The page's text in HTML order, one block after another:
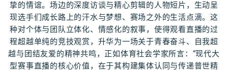
挚的情谊。场边的深度访谈与精心剪辑的人物短片，生动呈
现选手们成长路上的汗水与梦想、赛场之外的生活点滴。这
种对个体与团队立体化、情感化的叙事，使得观看直播的过
程超越单纯的竞技观赏，升华为一场关于青春奋斗、自我超
越与团结友爱的精神共鸣，正如体育社会学家所言：“现代大
型赛事直播的核心价值，在于其构建集体认同与传递普世精